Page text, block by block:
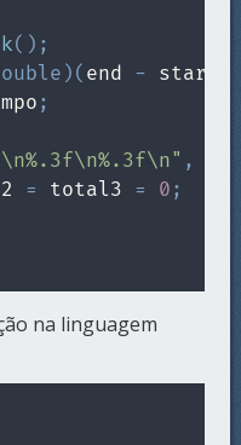
( ) ;
) ( end - start
;
,
= total3 = 0 ;
na linguagem